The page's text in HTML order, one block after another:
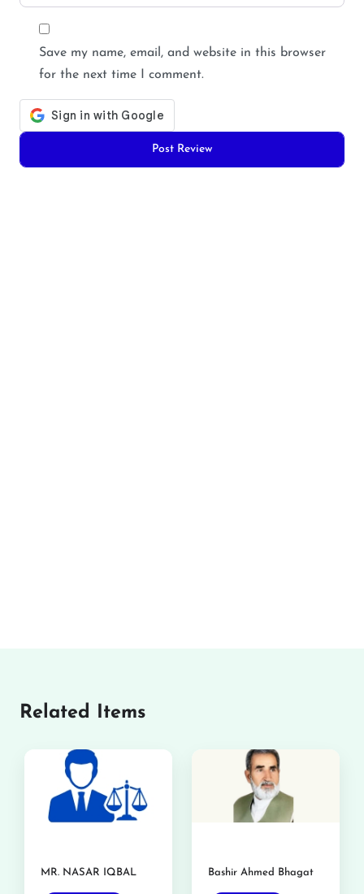
Save my name, email, and website in this browser
for the next time I comment.
Related Items
MR. NASAR IQBAL Bashir Ahmed Bhagat